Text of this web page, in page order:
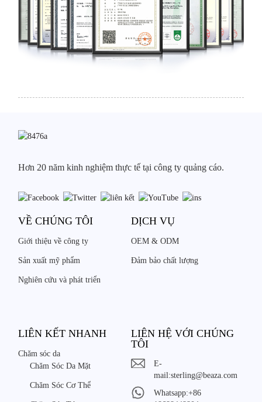
Hơn 20 năm kinh nghiệm thực tế tại công ty quảng cáo.
VỀ CHÚNG TÔI
Giới thiệu về công ty
Sản xuất mỹ phẩm
Nghiên cứu và phát triển
DỊCH VỤ
OEM & ODM
Đảm bảo chất lượng
LIÊN KẾT NHANH
Chăm sóc da
Chăm Sóc Da Mặt
Chăm Sóc Cơ Thể
LIÊN HỆ VỚI CHÚNG
TÔI
E-
mail:sterling@beaza.com
Whatsapp:+86